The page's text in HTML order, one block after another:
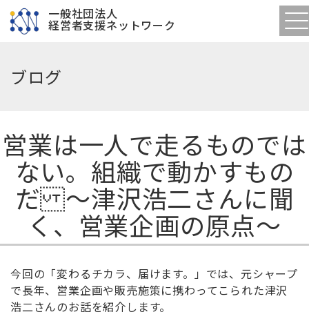
一般社団法人
経営者支援ネットワーク
ブログ
営業は一人で走るものでは
ない。組織で動かすもの
だ 〜津沢浩二さんに聞
く、営業企画の原点〜
今回の「変わるチカラ、届けます。」では、元シャープ
で長年、営業企画や販売施策に携わってこられた津沢
浩二さんのお話を紹介します。